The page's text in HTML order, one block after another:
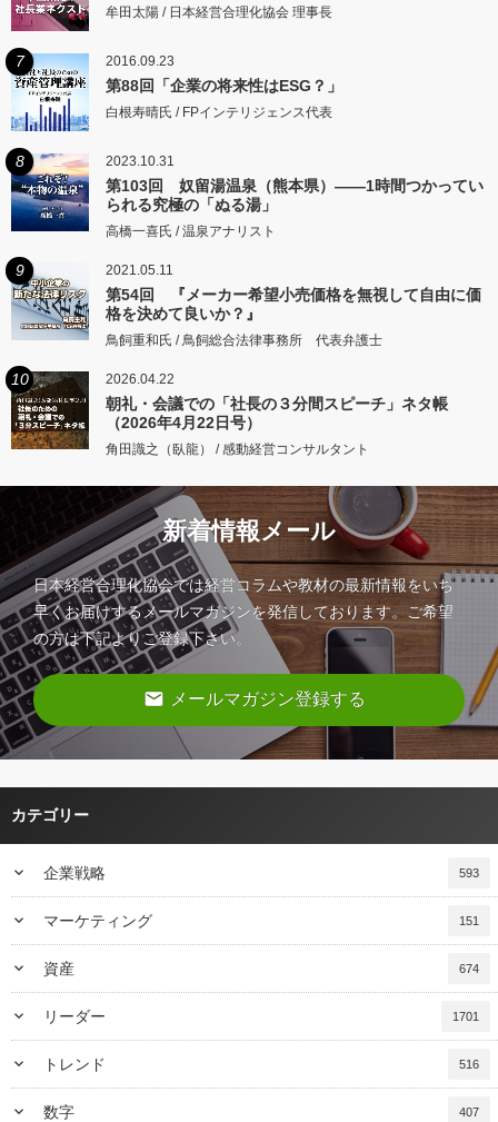
牟田太陽 / 日本経営合理化協会 理事長
7 2016.09.23
第88回「企業の将来性はESG？」
白根寿晴氏 / FPインテリジェンス代表
8 2023.10.31
第103回 奴留湯温泉（熊本県）――1時間つかってい
られる究極の「ぬる湯」
高橋一喜氏 / 温泉アナリスト
9 2021.05.11
第54回 『メーカー希望小売価格を無視して自由に価
格を決めて良いか？』
鳥飼重和氏 / 鳥飼総合法律事務所 代表弁護士
10 2026.04.22
朝礼・会議での「社長の３分間スピーチ」ネタ帳
（2026年4月22日号）
角田識之（臥龍） / 感動経営コンサルタント
新着情報メール
日本経営合理化協会では経営コラムや教材の最新情報をいち
早くお届けするメールマガジンを発信しております。ご希望
の方は下記よりご登録下さい。
email メールマガジン登録する
カテゴリー
keyboard_arrow_down 企業戦略 593
keyboard_arrow_down マーケティング 151
keyboard_arrow_down 資産 674
keyboard_arrow_down リーダー 1701
keyboard_arrow_down トレンド 516
keyboard_arrow_down 数字 407